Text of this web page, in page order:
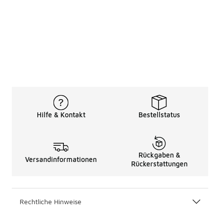
Hilfe & Kontakt Bestellstatus
Versandinformationen
Rückgaben &
Rückerstattungen
Rechtliche Hinweise